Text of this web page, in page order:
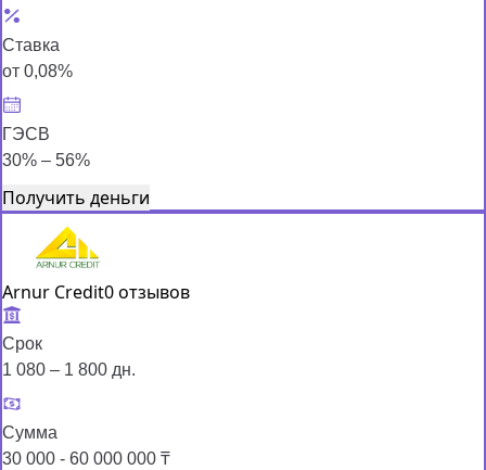
Ставка
от 0,08%
ГЭСВ
30% – 56%
Получить деньги
Arnur Credit0 отзывов
Срок
1 080 – 1 800 дн.
Сумма
30 000 - 60 000 000 ₸